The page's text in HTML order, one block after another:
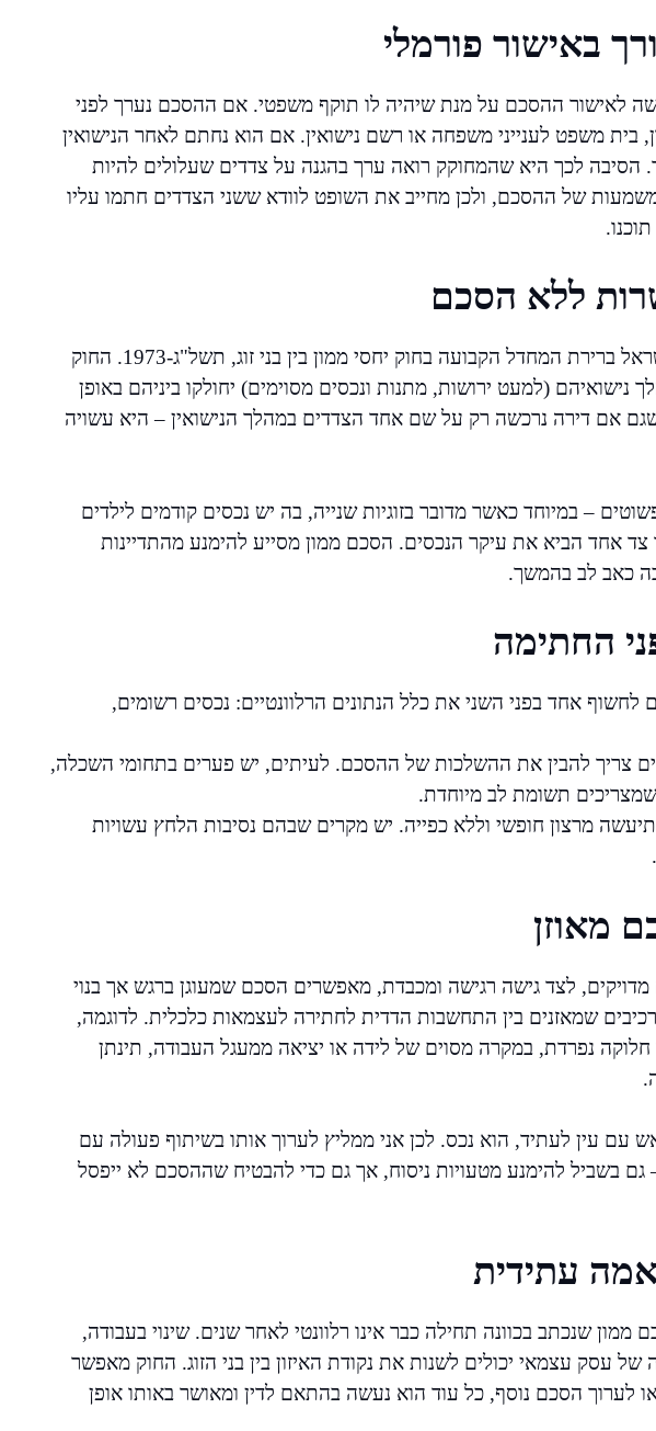
באישור פורמלי
לאישור ההסכם על מנת שיהיה לו תוקף משפטי. אם ההסכם נערך לפני
בית משפט לענייני משפחה או רשם נישואין. אם הוא נחתם לאחר הנישואין
לכך היא שהמחוקק רואה ערך בהגנה על צדדים שעלולים להיות
של ההסכם, ולכן מחייב את השופט לוודא ששני הצדדים חתמו עליו
ללא הסכם
בהיעדר הסכם מפורש, מונהגת בישראל ברירת המחדל הקבועה בחוק יחסי ממון בין בני זוג, תשל"ג-1973. החוק
נישואיהם (למעט ירושות, מתנות ונכסים מסוימים) יחולקו ביניהם באופן
אם דירה נרכשה רק על שם אחד הצדדים במהלך הנישואין – היא עשויה
– במיוחד כאשר מדובר בזוגיות שנייה, בה יש נכסים קודמים לילדים
אחד הביא את עיקר הנכסים. הסכם ממון מסייע להימנע מהתדיינות
כאב לב בהמשך.
החתימה
לחשוף אחד בפני השני את כלל הנתונים הרלוונטיים: נכסים רשומים,
צריך להבין את ההשלכות של ההסכם. לעיתים, יש פערים בתחומי השכלה,
תשומת לב מיוחדת.
מרצון חופשי וללא כפייה. יש מקרים שבהם נסיבות הלחץ עשויות
מאוזן
מדויקים, לצד גישה רגישה ומכבדת, מאפשרים הסכם שמעוגן ברגש אך בנוי
שמאזנים בין התחשבות הדדית לחתירה לעצמאות כלכלית. לדוגמה,
חלוקה נפרדת, במקרה מסוים של לידה או יציאה ממעגל העבודה, תינתן
עם עין לעתיד, הוא נכס. לכן אני ממליץ לערוך אותו בשיתוף פעולה עם
בשביל להימנע מטעויות ניסוח, אך גם כדי להבטיח שההסכם לא ייפסל
עתידית
שנכתב בכוונה תחילה כבר אינו רלוונטי לאחר שנים. שינוי בעבודה,
של עסק עצמאי יכולים לשנות את נקודת האיזון בין בני הזוג. החוק מאפשר
לערוך הסכם נוסף, כל עוד הוא נעשה בהתאם לדין ומאושר באותו אופן